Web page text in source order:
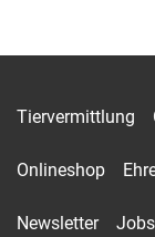
Tiervermittlung
Onlineshop
Newsletter Jobs